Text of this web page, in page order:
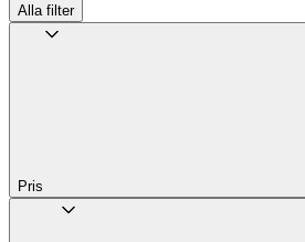
Alla filter
Pris